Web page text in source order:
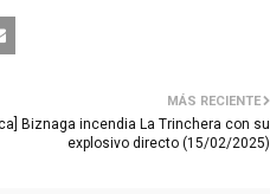
MÁS RECIENTE
Biznaga incendia La Trinchera con su
explosivo directo (15/02/2025)